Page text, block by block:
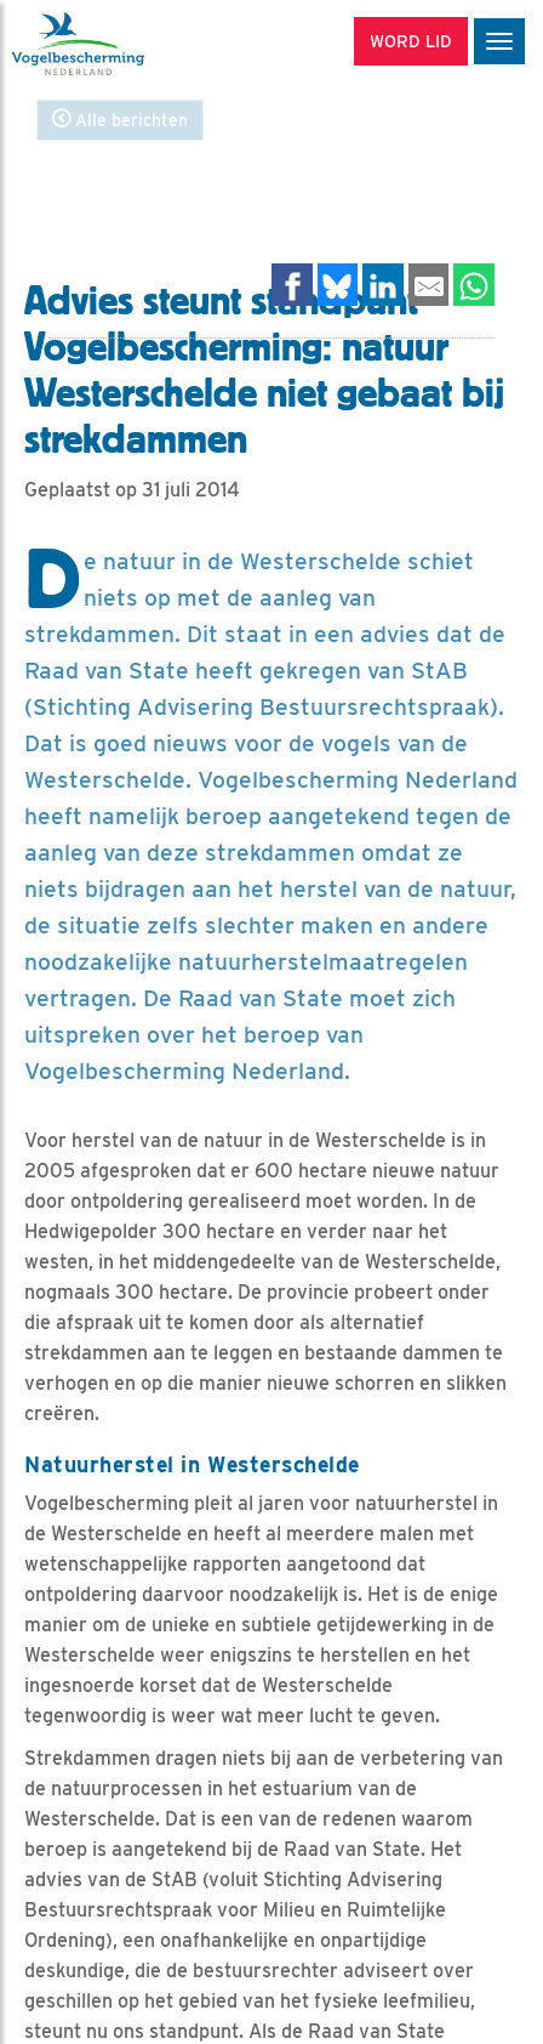
WORD LID
Alle berichten
Advies steunt standpunt
Vogelbescherming: natuur
Westerschelde niet gebaat bij
strekdammen
Geplaatst op 31 juli 2014
De natuur in de Westerschelde schiet
niets op met de aanleg van
strekdammen. Dit staat in een advies dat de
Raad van State heeft gekregen van StAB
(Stichting Advisering Bestuursrechtspraak).
Dat is goed nieuws voor de vogels van de
Westerschelde. Vogelbescherming Nederland
heeft namelijk beroep aangetekend tegen de
aanleg van deze strekdammen omdat ze
niets bijdragen aan het herstel van de natuur,
de situatie zelfs slechter maken en andere
noodzakelijke natuurherstelmaatregelen
vertragen. De Raad van State moet zich
uitspreken over het beroep van
Vogelbescherming Nederland.
Voor herstel van de natuur in de Westerschelde is in
2005 afgesproken dat er 600 hectare nieuwe natuur
door ontpoldering gerealiseerd moet worden. In de
Hedwigepolder 300 hectare en verder naar het
westen, in het middengedeelte van de Westerschelde,
nogmaals 300 hectare. De provincie probeert onder
die afspraak uit te komen door als alternatief
strekdammen aan te leggen en bestaande dammen te
verhogen en op die manier nieuwe schorren en slikken
creëren.
Natuurherstel in Westerschelde
Vogelbescherming pleit al jaren voor natuurherstel in
de Westerschelde en heeft al meerdere malen met
wetenschappelijke rapporten aangetoond dat
ontpoldering daarvoor noodzakelijk is. Het is de enige
manier om de unieke en subtiele getijdewerking in de
Westerschelde weer enigszins te herstellen en het
ingesnoerde korset dat de Westerschelde
tegenwoordig is weer wat meer lucht te geven.
Strekdammen dragen niets bij aan de verbetering van
de natuurprocessen in het estuarium van de
Westerschelde. Dat is een van de redenen waarom
beroep is aangetekend bij de Raad van State. Het
advies van de StAB (voluit Stichting Advisering
Bestuursrechtspraak voor Milieu en Ruimtelijke
Ordening), een onafhankelijke en onpartijdige
deskundige, die de bestuursrechter adviseert over
geschillen op het gebied van het fysieke leefmilieu,
steunt nu ons standpunt. Als de Raad van State